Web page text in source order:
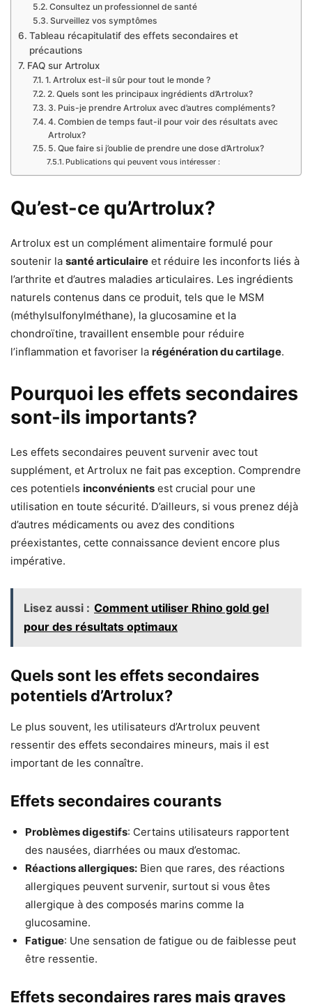
Consultez un professionnel de santé
Surveillez vos symptômes
Tableau récapitulatif des effets secondaires et
précautions
FAQ sur Artrolux
1. Artrolux est-il sûr pour tout le monde ?
2. Quels sont les principaux ingrédients d’Artrolux?
3. Puis-je prendre Artrolux avec d’autres compléments?
4. Combien de temps faut-il pour voir des résultats avec
Artrolux?
5. Que faire si j’oublie de prendre une dose d’Artrolux?
Publications qui peuvent vous intéresser :
Qu’est-ce qu’Artrolux?
Artrolux est un complément alimentaire formulé pour
soutenir la santé articulaire et réduire les inconforts liés à
l’arthrite et d’autres maladies articulaires. Les ingrédients
naturels contenus dans ce produit, tels que le MSM
(méthylsulfonylméthane), la glucosamine et la
chondroïtine, travaillent ensemble pour réduire
l’inflammation et favoriser la régénération du cartilage.
Pourquoi les effets secondaires
sont-ils importants?
Les effets secondaires peuvent survenir avec tout
supplément, et Artrolux ne fait pas exception. Comprendre
ces potentiels inconvénients est crucial pour une
utilisation en toute sécurité. D’ailleurs, si vous prenez déjà
d’autres médicaments ou avez des conditions
préexistantes, cette connaissance devient encore plus
impérative.
Lisez aussi : Comment utiliser Rhino gold gel
pour des résultats optimaux
Quels sont les effets secondaires
potentiels d’Artrolux?
Le plus souvent, les utilisateurs d’Artrolux peuvent
ressentir des effets secondaires mineurs, mais il est
important de les connaître.
Effets secondaires courants
Problèmes digestifs: Certains utilisateurs rapportent
des nausées, diarrhées ou maux d’estomac.
Réactions allergiques: Bien que rares, des réactions
allergiques peuvent survenir, surtout si vous êtes
allergique à des composés marins comme la
glucosamine.
Fatigue: Une sensation de fatigue ou de faiblesse peut
être ressentie.
Effets secondaires rares mais graves